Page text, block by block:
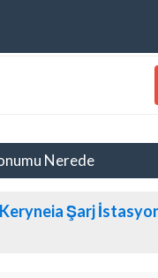
Nerede
Keryneia Şarj